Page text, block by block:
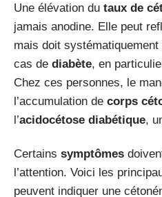
Une élévation du taux de
jamais anodine. Elle peut
mais doit
cas de diabète, en
Chez ces personnes, le
l’accumulation de corps
l’acidocétose diabétique,
Certains symptômes
l’attention. Voici les
peuvent indiquer une